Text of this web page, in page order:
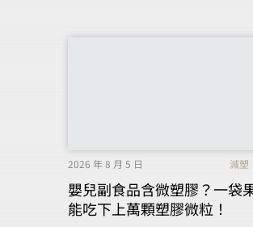
2026 年 8 月 5 日 減塑
嬰兒副食品含微塑膠？一袋
能吃下上萬顆塑膠微粒！